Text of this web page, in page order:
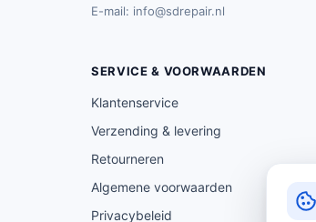
E-mail: info@sdrepair.nl
SERVICE & VOORWAARDEN
Klantenservice
Verzending & levering
Retourneren
Algemene voorwaarden
Privacybeleid